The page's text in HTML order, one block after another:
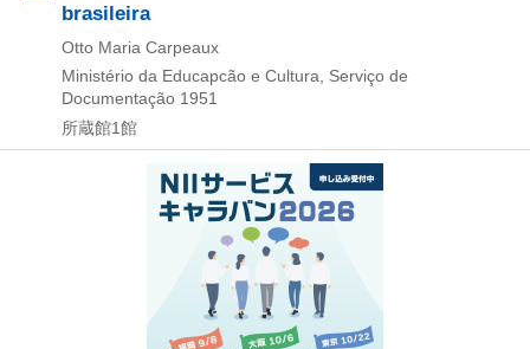
brasileira
Otto Maria Carpeaux
Ministério da Educapcão e Cultura, Serviço de
Documentação 1951
所蔵館1館